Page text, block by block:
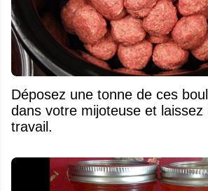
Déposez une tonne de ces
dans votre mijoteuse et laissez
travail.